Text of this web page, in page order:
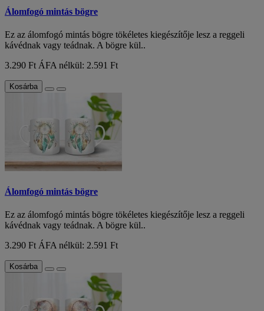
Álomfogó mintás bögre
Ez az álomfogó mintás bögre tökéletes kiegészítője lesz a reggeli
kávédnak vagy teádnak. A bögre kül..
3.290 Ft ÁFA nélkül: 2.591 Ft
Kosárba
Álomfogó mintás bögre
Ez az álomfogó mintás bögre tökéletes kiegészítője lesz a reggeli
kávédnak vagy teádnak. A bögre kül..
3.290 Ft ÁFA nélkül: 2.591 Ft
Kosárba